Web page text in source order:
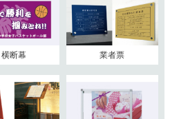
横断幕 業者票